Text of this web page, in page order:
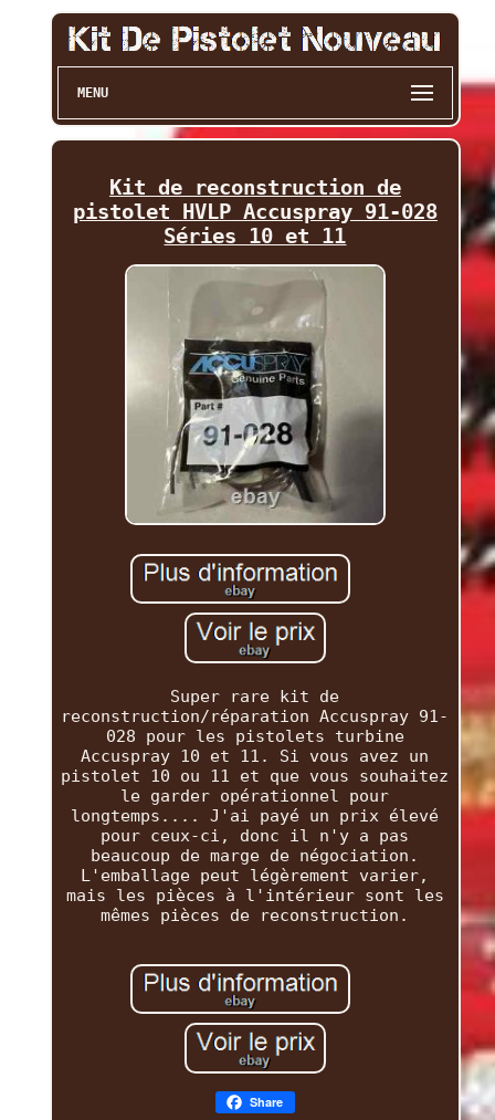
MENU
Kit de reconstruction de
pistolet HVLP Accuspray 91-028
Séries 10 et 11
Super rare kit de
reconstruction/réparation Accuspray 91-
028 pour les pistolets turbine
Accuspray 10 et 11. Si vous avez un
pistolet 10 ou 11 et que vous souhaitez
le garder opérationnel pour
longtemps.... J'ai payé un prix élevé
pour ceux-ci, donc il n'y a pas
beaucoup de marge de négociation.
L'emballage peut légèrement varier,
mais les pièces à l'intérieur sont les
mêmes pièces de reconstruction.
Share